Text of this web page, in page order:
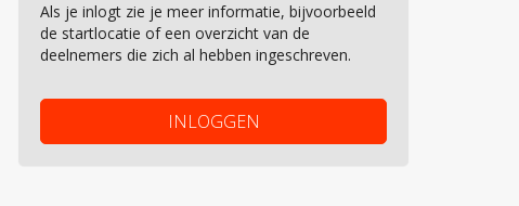
Als je inlogt zie je meer informatie, bijvoorbeeld
de startlocatie of een overzicht van de
deelnemers die zich al hebben ingeschreven.
INLOGGEN